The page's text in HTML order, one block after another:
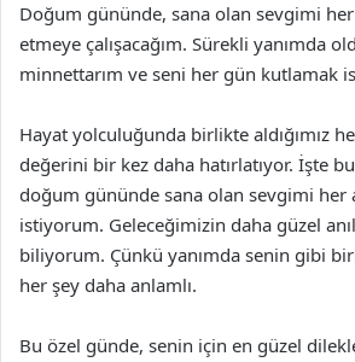
Doğum gününde, sana olan sevgimi
etmeye çalışacağım. Sürekli yanımda
minnettarım ve seni her gün kutlamak
Hayat yolculuğunda birlikte aldığımız
değerini bir kez daha hatırlatıyor. İşte
doğum gününde sana olan sevgimi her
istiyorum. Geleceğimizin daha güzel
biliyorum. Çünkü yanımda senin gibi
her şey daha anlamlı.
Bu özel günde, senin için en güzel